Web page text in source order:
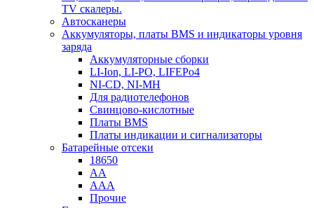
TV скалеры.
Автосканеры
Аккумуляторы, платы BMS и индикаторы уровня
заряда
Аккумуляторные сборки
LI-Ion, LI-PO, LIFEPo4
NI-CD, NI-MH
Для радиотелефонов
Свинцово-кислотные
Платы BMS
Платы индикации и сигнализаторы
Батарейные отсеки
18650
AA
AAA
Прочие